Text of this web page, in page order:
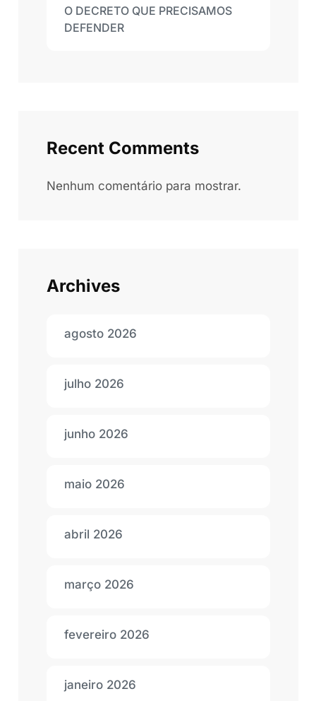
O DECRETO QUE PRECISAMOS
DEFENDER
Recent Comments
Nenhum comentário para mostrar.
Archives
agosto 2026
julho 2026
junho 2026
maio 2026
abril 2026
março 2026
fevereiro 2026
janeiro 2026